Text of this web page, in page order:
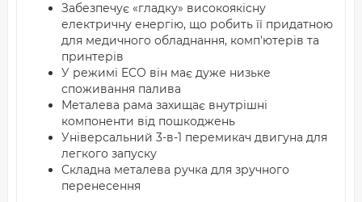
Забезпечує «гладку» високоякісну
електричну енергію, що робить її придатною
для медичного обладнання, комп'ютерів та
принтерів
У режимі ECO він має дуже низьке
споживання палива
Металева рама захищає внутрішні
компоненти від пошкоджень
Універсальний 3-в-1 перемикач двигуна для
легкого запуску
Складна металева ручка для зручного
перенесення